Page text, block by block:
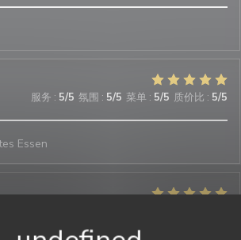
服务 : 5/5 氛围 : 5/5 菜单: 5/5 质价比 : 5/5
Essen